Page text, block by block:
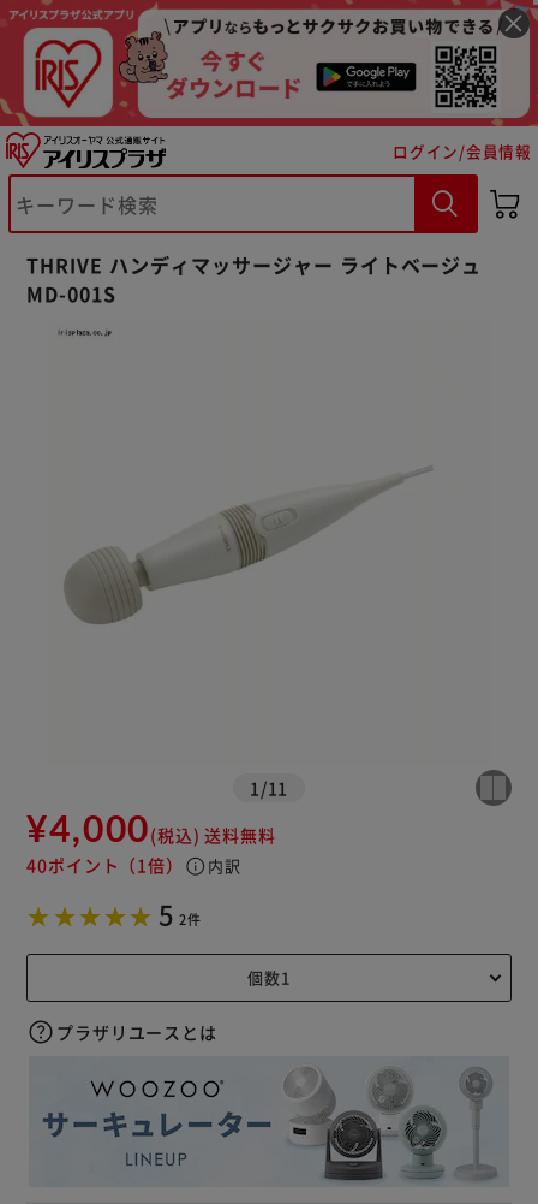
ログイン/会員情報
THRIVE ハンディマッサージャー ライトベージュ
MD-001S
1 /11
¥4,000(税込) 送料無料
40ポイント （1倍） info 内訳
5 2件
プラザリユースとは
※ご確認ください
カートに入れる